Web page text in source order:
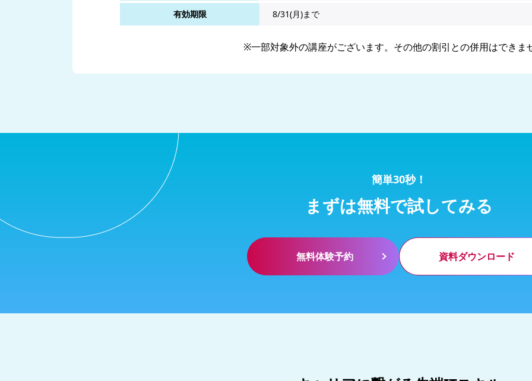
有効期限 8/31(月)まで
※一部対象外の講座がございます。その他の割引との併用はできま
簡単30秒！
まずは無料で試してみる
無料体験予約 資料ダウンロード